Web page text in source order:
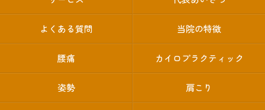
よくある質問 当院の特徴
腰痛 カイロプラクティック
姿勢 肩こり